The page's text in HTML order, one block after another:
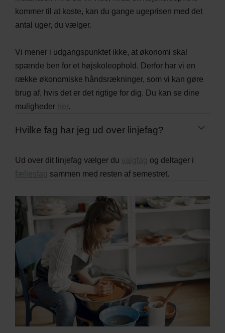
kommer til at koste, kan du gange ugeprisen med det
antal uger, du vælger.
Vi mener i udgangspunktet ikke, at økonomi skal
spænde ben for et højskoleophold. Derfor har vi en
række økonomiske håndsrækninger, som vi kan gøre
brug af, hvis det er det rigtige for dig. Du kan se dine
muligheder her.
Hvilke fag har jeg ud over linjefag?
Ud over dit linjefag vælger du valgfag og deltager i
fællesfag sammen med resten af semestret.